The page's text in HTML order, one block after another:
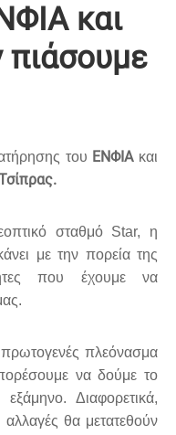
και
πιάσουμε
του ΕΝΦΙΑκαι
σταθμό Star, η
με την πορεία της
που έχουμε να
πλεόνασμα
να δούμε το
Διαφορετικά,
θα μετατεθούν